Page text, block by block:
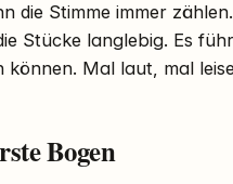
die Stimme immer
Stücke langlebig. Es
können. Mal laut, mal
Bogen